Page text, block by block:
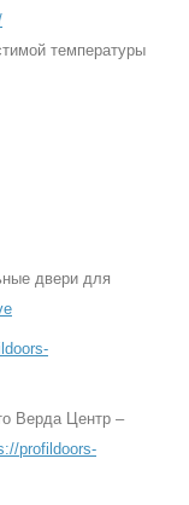
температуры
двери для
Верда Центр –
profildoors-